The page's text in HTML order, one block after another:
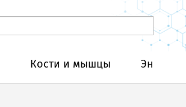
Кости и мышцы